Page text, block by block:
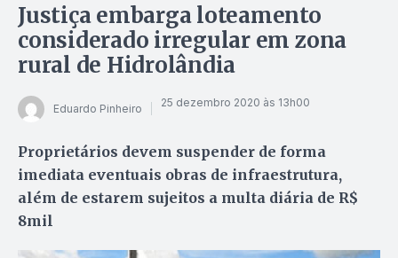
Justiça embarga loteamento
considerado irregular em zona
rural de Hidrolândia
Eduardo Pinheiro 25 dezembro 2020 às 13h00
Proprietários devem suspender de forma
imediata eventuais obras de infraestrutura,
além de estarem sujeitos a multa diária de R$
8mil